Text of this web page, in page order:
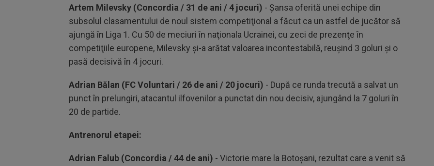
Artem Milevsky (Concordia / 31 de ani / 4 jocuri) - Şansa oferită unei echipe din
subsolul clasamentului de noul sistem competiţional a făcut ca un astfel de jucător să
ajungă în Liga 1. Cu 50 de meciuri în naţionala Ucrainei, cu zeci de prezenţe în
competiţiile europene, Milevsky şi-a arătat valoarea incontestabilă, reuşind 3 goluri şi o
pasă decisivă în 4 jocuri.
Adrian Bălan (FC Voluntari / 26 de ani / 20 jocuri) - După ce runda trecută a salvat un
punct în prelungiri, atacantul ilfovenilor a punctat din nou decisiv, ajungând la 7 goluri în
20 de partide.
Antrenorul etapei:
Adrian Falub (Concordia / 44 de ani) - Victorie mare la Botoşani, rezultat care a venit să